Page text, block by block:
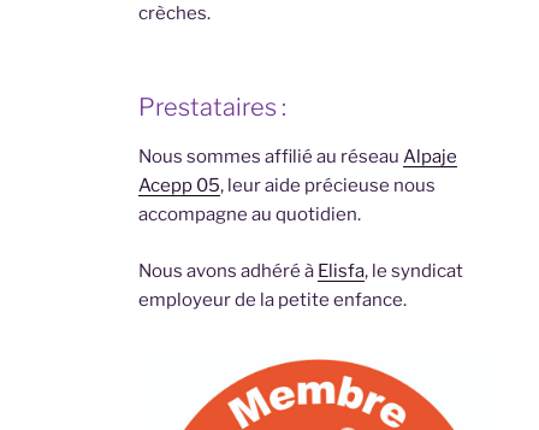
crèches.
Prestataires :
Nous sommes affilié au réseauAlpaje
Acepp 05, leur aide précieuse nous
accompagne au quotidien.
Nous avons adhéré à Elisfa, le syndicat
employeur de la petite enfance.